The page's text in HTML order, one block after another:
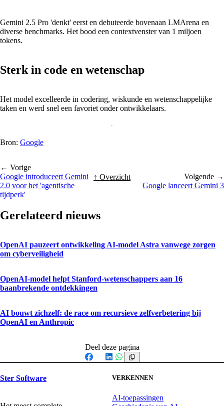
Gemini 2.5 Pro 'denkt' eerst en debuteerde bovenaan LMArena en
diverse benchmarks. Het bood een contextvenster van 1 miljoen
tokens.
Sterk in code en wetenschap
Het model excelleerde in codering, wiskunde en wetenschappelijke
taken en werd snel een favoriet onder ontwikkelaars.
Bron: Google
← Vorige
Google introduceert Gemini
2.0 voor het 'agentische
tijdperk'
↑ Overzicht
Volgende →
Google lanceert Gemini 3
Gerelateerd nieuws
OpenAI pauzeert ontwikkeling AI-model Astra vanwege zorgen
om cyberveiligheid
OpenAI-model helpt Stanford-wetenschappers aan 16
baanbrekende ontdekkingen
AI bouwt zichzelf: de race om recursieve zelfverbetering bij
OpenAI en Anthropic
Deel deze pagina
Facebook
X LinkedIn
WhatsApp
Ster Software
VERKENNEN
AI-toepassingen